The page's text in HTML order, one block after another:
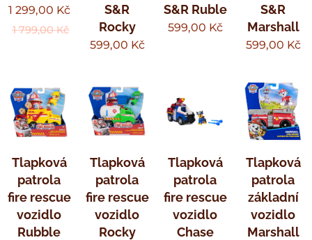
1 299,00 Kč
1 799,00Kč
S&R
Rocky
599,00 Kč
S&R Ruble
599,00 Kč
S&R
Marshall
599,00 Kč
Tlapková
patrola
fire rescue
vozidlo
Rubble
Tlapková
patrola
fire rescue
vozidlo
Rocky
Tlapková
patrola
fire rescue
vozidlo
Chase
Tlapková
patrola
základní
vozidlo
Marshall